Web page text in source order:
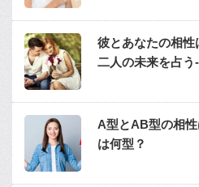
彼とあなたの相性
二人の未来を占
A型とAB型の相
は何型？